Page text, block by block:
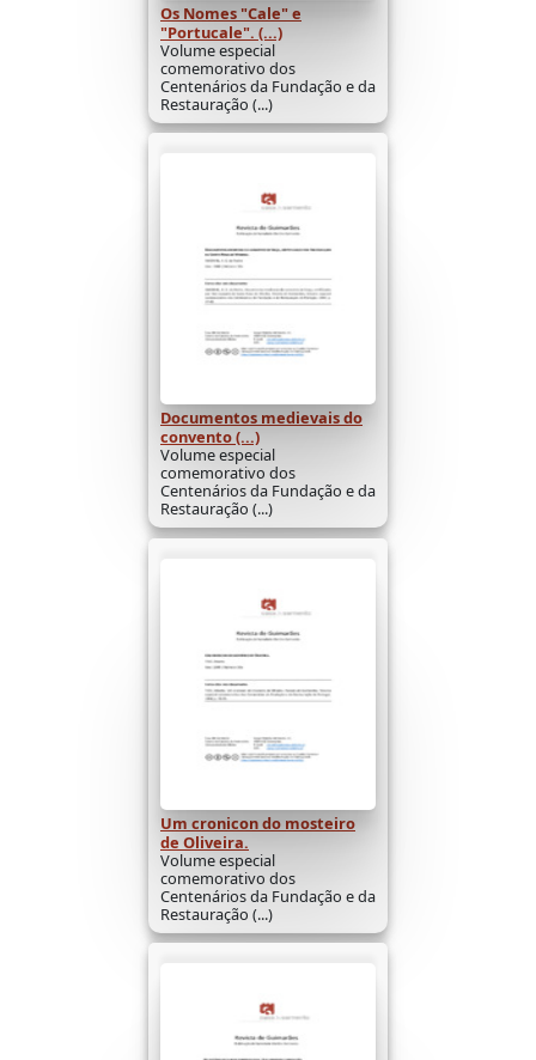
Os Nomes "Cale" e
"Portucale". (...)
Volume especial
comemorativo dos
Centenários da Fundação e da
Restauração (...)
Documentos medievais do
convento (...)
Volume especial
comemorativo dos
Centenários da Fundação e da
Restauração (...)
Um cronicon do mosteiro
de Oliveira.
Volume especial
comemorativo dos
Centenários da Fundação e da
Restauração (...)